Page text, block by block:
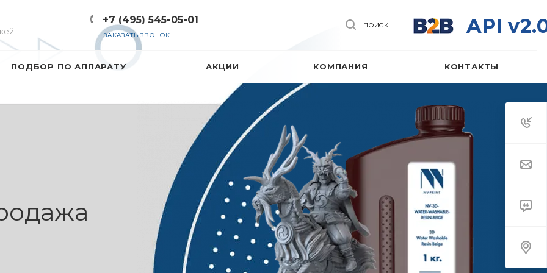
+7 (495) 545-05-01
ЗАКАЗАТЬ ЗВОНОК API
ПОИСК
ПОДБОР ПО АППАРАТУ АКЦИИ КОМПАНИЯ КОНТАКТЫ
—